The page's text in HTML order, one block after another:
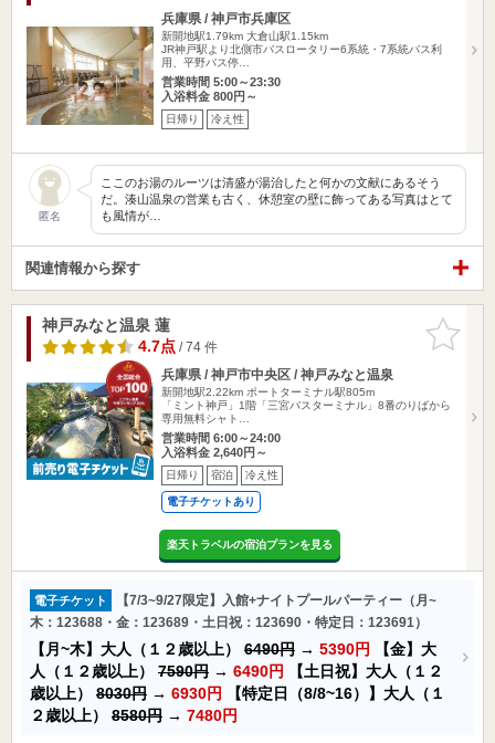
兵庫県 / 神戸市兵庫区
新開地駅1.79km 大倉山駅1.15km
JR神戸駅より北側市バスロータリー6系統・7系統バス利
用、平野バス停…
営業時間 5:00～23:30
入浴料金 800円～
日帰り 冷え性
匿名
ここのお湯のルーツは清盛が湯治したと何かの文献にあるそう
だ。湊山温泉の営業も古く、休憩室の壁に飾ってある写真はとて
も風情が…
関連情報から探す
お気に入
りに追加
神戸みなと温泉 蓮
4.7点/ 74 件
兵庫県 / 神戸市中央区 / 神戸みなと温泉
新開地駅2.22km ポートターミナル駅805m
「ミント神戸」1階「三宮バスターミナル」8番のりばから
専用無料シャト…
営業時間 6:00～24:00
入浴料金 2,640円～
日帰り 宿泊 冷え性
電子チケットあり
楽天トラベルの宿泊プランを見る
電子チケット
【7/3~9/27限定】入館+ナイトプールパーティー（月~
木：123688・金：123689・土日祝：123690・特定日：123691）
【月~木】大人（１２歳以上） 6490円 → 5390円
【金】大
人（１２歳以上） 7590円 → 6490円
【土日祝】大人（１２
歳以上） 8030円 → 6930円
【特定日（8/8~16）】大人（１
２歳以上） 8580円 → 7480円